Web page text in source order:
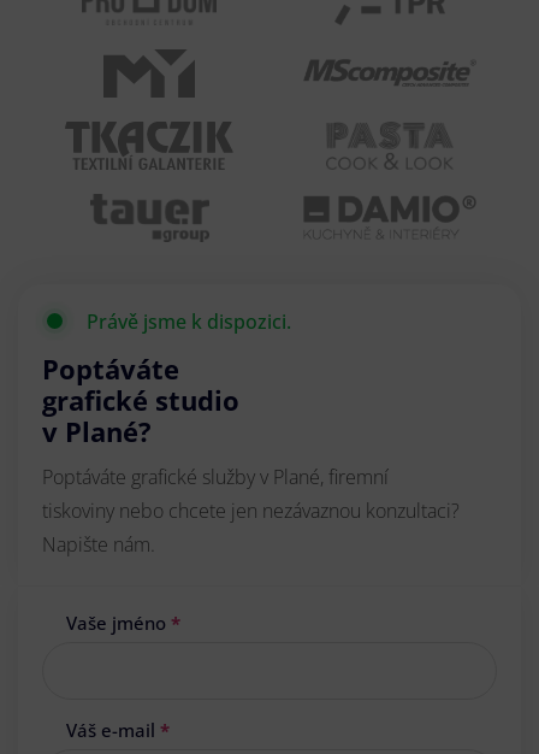
Právě jsme k dispozici.
Poptáváte
grafické studio
v Plané?
Poptáváte grafické služby v Plané, firemní
tiskoviny nebo chcete jen nezávaznou konzultaci?
Napište nám.
Vaše jméno *
Váš e-mail *